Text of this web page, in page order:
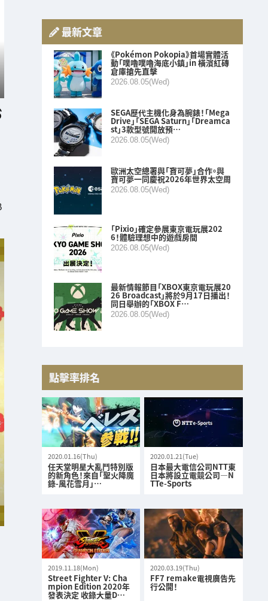
最新文章
《Pokémon Pokopia》首場實體活
動「噗嚕噗嚕海底小鎮」in 橫濱紅磚
倉庫搶先直擊
2026.08.05(Wed)
SEGA歷代主機化身為腕錶！「Mega
Drive」「SEGA Saturn」「Dreamca
st」3款型號開放預…
2026.08.05(Wed)
歐洲太空總署與「寶可夢」合作。與
寶可夢一同慶祝2026年世界太空周
2026.08.05(Wed)
「Pixio」確定參展東京電玩展202
6！體驗理想中的遊戲房間
2026.08.05(Wed)
最新情報節目「XBOX東京電玩展20
26 Broadcast」將於9月17日播出！
同日舉辦的「XBOX F…
2026.08.05(Wed)
點擊率排名
2020.01.16(Thu)
任天堂明星大亂鬥特別版
的新角色！來自「聖火降魔
錄-風花雪月」…
2020.01.21(Tue)
日本最大電信公司NTT東
日本將設立電競公司—N
TTe-Sports
2019.11.18(Mon)
Street Fighter V: Cha
mpion Edition 2020年
發表決定 收錄大量D…
2020.03.19(Thu)
FF7 remake電視廣告先
行公開！